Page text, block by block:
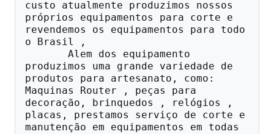
custo atualmente produzimos nossos
próprios equipamentos para corte e
revendemos os equipamentos para todo
o Brasil ,
produzimos uma grande variedade de
produtos para artesanato, como:
Maquinas Router , peças para
decoração, brinquedos , relógios ,
placas, prestamos serviço de corte e
manutenção em equipamentos em todas